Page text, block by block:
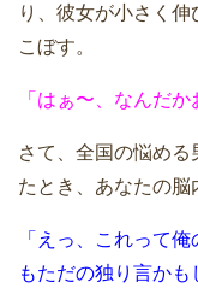
り、彼女が小さく
こぼす。
「はぁ〜、なんだ
さて、全国の悩め
たとき、あなたの脳
「えっ、これって
もただの独り言か